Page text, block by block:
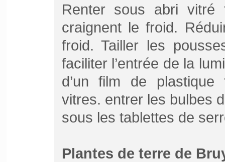
Renter sous abri vitré
craignent le froid.
froid. Tailler les
faciliter l’entrée de la
d’un film de
vitres. entrer les bulbes
sous les tablettes de
Plantes de terre de